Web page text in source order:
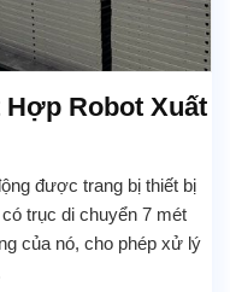
Hợp Robot Xuất
được trang bị thiết bị
trục di chuyển 7 mét
của nó, cho phép xử lý